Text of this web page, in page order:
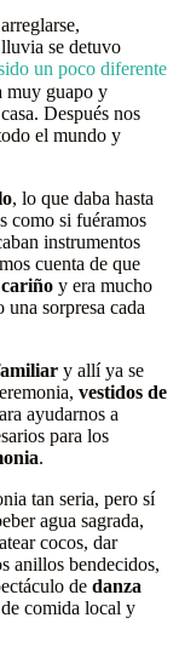
se detuvo
un poco diferente
muy guapo y
Después nos
el mundo y
, lo que daba hasta
como si fuéramos
instrumentos
cuenta de que
cariño y era mucho
sorpresa cada
y allí ya se
vestidos de
ayudarnos a
para los
.
tan seria, pero sí
agua sagrada,
cocos, dar
anillos bendecidos,
de danza
comida local y